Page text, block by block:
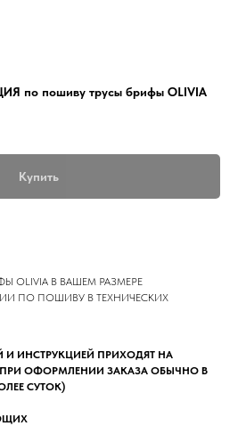
по пошиву трусы брифы OLIVIA
Купить
OLIVIA В ВАШЕМ РАЗМЕРЕ
ПО ПОШИВУ В ТЕХНИЧЕСКИХ
ИНСТРУКЦИЕЙ ПРИХОДЯТ НА
ОФОРМЛЕНИИ ЗАКАЗА ОБЫЧНО В
СУТОК)